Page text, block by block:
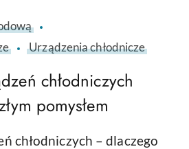
Urządzenia chłodnicze
chłodniczych
pomysłem
chłodniczych – dlaczego